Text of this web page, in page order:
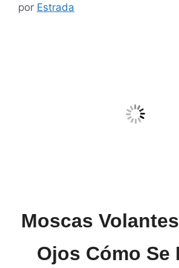
por Estrada
Moscas
Ojos Cómo Se